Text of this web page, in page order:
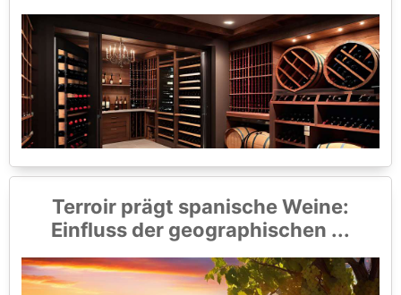
Terroir prägt spanische Weine:
Einfluss der geographischen ...